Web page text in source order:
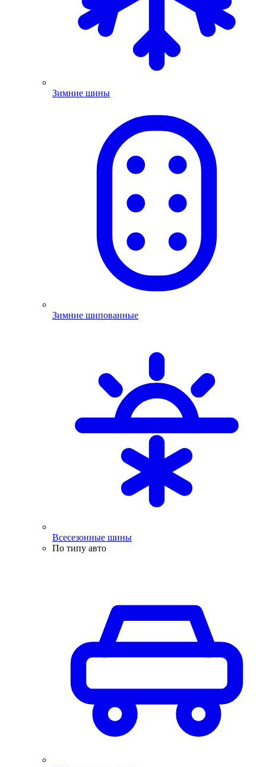
Зимние шины
Зимние шипованные
Всесезонные шины
По типу авто